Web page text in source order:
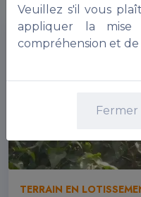
TERRAIN EN
Veuillez s'il vous
appliquer la
compréhension et
Fermer